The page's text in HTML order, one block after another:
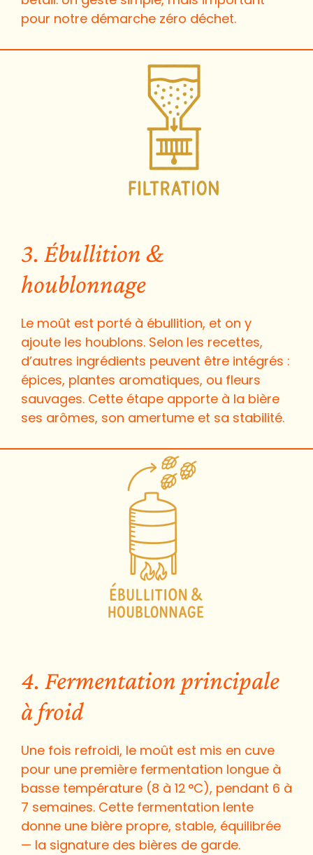
pour notre démarche zéro déchet.
3. Ébullition &
houblonnage
Le moût est porté à ébullition, et on y
ajoute les houblons. Selon les recettes,
d’autres ingrédients peuvent être intégrés :
épices, plantes aromatiques, ou fleurs
sauvages. Cette étape apporte à la bière
ses arômes, son amertume et sa stabilité.
4. Fermentation principale
à froid
Une fois refroidi, le moût est mis en cuve
pour une première fermentation longue à
basse température (8 à 12 °C), pendant 6 à
7 semaines. Cette fermentation lente
donne une bière propre, stable, équilibrée
— la signature des bières de garde.